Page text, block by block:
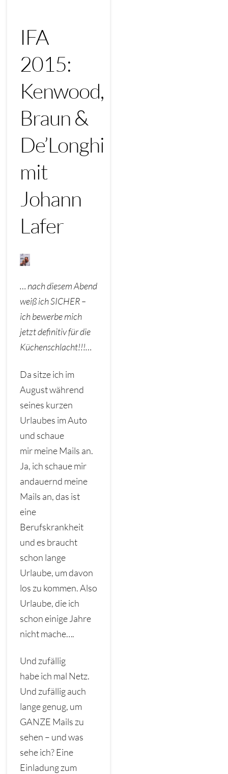
IFA
2015:
Kenwood,
Braun &
De’Longhi
mit
Johann
Lafer
… nach diesem Abend
weiß ich SICHER –
ich bewerbe mich
jetzt definitiv für die
Küchenschlacht!!!…
Da sitze ich im
August während
seines kurzen
Urlaubes im Auto
und schaue
mir meine Mails an.
Ja, ich schaue mir
andauernd meine
Mails an, das ist
eine
Berufskrankheit
und es braucht
schon lange
Urlaube, um davon
los zu kommen. Also
Urlaube, die ich
schon einige Jahre
nicht mache….
Und zufällig
habe ich mal Netz.
Und zufällig auch
lange genug, um
GANZE Mails zu
sehen – und was
sehe ich? Eine
Einladung zum